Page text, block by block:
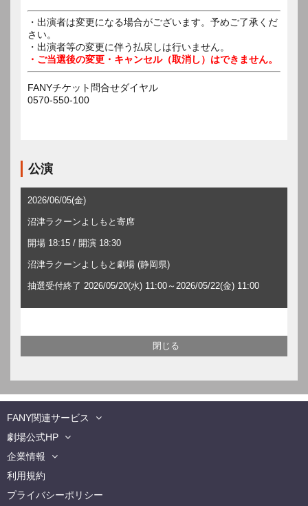
・出演者は変更になる場合がございます。予めご了承くだ
さい。
・出演者等の変更に伴う払戻しは行いません。
・ご当選後の変更・キャンセル（取消し）はできません。
FANYチケット問合せダイヤル
0570-550-100
公演
2026/06/05(金)
沼津ラクーンよしもと寄席
開場 18:15 / 開演 18:30
沼津ラクーンよしもと劇場 (静岡県)
抽選受付終了 2026/05/20(水) 11:00～2026/05/22(金) 11:00
FANY関連サービス
劇場公式HP
企業情報
利用規約
プライバシーポリシー